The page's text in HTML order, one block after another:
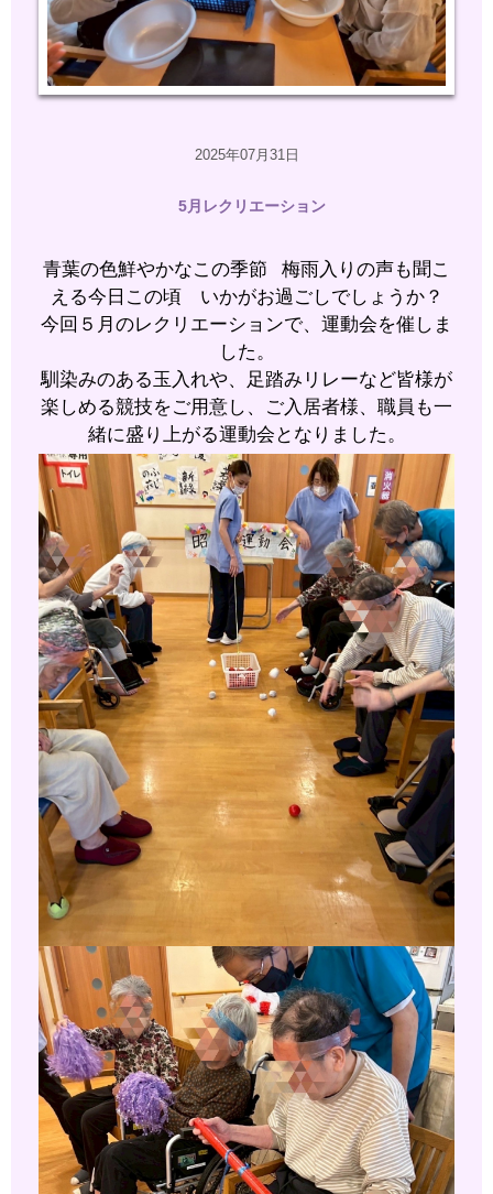
2025年07月31日
5月レクリエーション
青葉の色鮮やかなこの季節
梅雨入りの声も聞こ
える今日この頃 いかがお過ごしでしょうか？
今回５月のレクリエーションで、運動会を催しま
した。
馴染みのある玉入れや、足踏みリレーなど皆様が
楽しめる競技をご用意し、ご入居者様、職員も一
緒に盛り上がる運動会となりました。